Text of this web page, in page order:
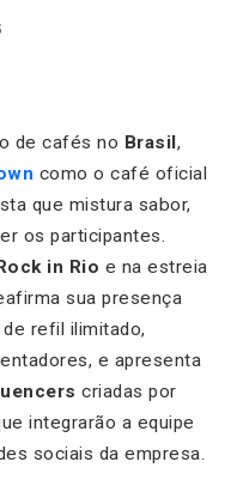
de cafés no Brasil,
como o café oficial
que mistura sabor,
os participantes.
in Rio e na estreia
sua presença
refil ilimitado,
e apresenta
criadas por
integrarão a equipe
sociais da empresa.